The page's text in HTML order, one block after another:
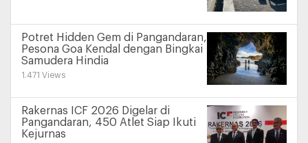
Potret Hidden Gem di Pangandaran,
Pesona Goa Kendal dengan Bingkai
Samudera Hindia
1.471 Views
Rakernas ICF 2026 Digelar di
Pangandaran, 450 Atlet Siap Ikuti
Kejurnas